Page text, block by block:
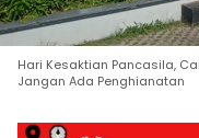
Hari Kesaktian Pancasila,
Jangan Ada Penghianatan